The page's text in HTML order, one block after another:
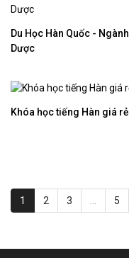
Du Học Hàn Quốc - Ngành
Dược
Khóa học tiếng Hàn giá rẻ
1 2 3 5